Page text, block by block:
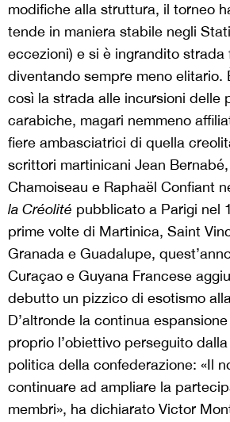
modifiche alla struttura, il torneo
tende in maniera stabile negli
eccezioni) e si è ingrandito strada
diventando sempre meno elitario.
così la strada alle incursioni delle
carabiche, magari nemmeno
fiere ambasciatrici di quella
scrittori martinicani Jean
Chamoiseau e Raphaël Confiant
la Créolité pubblicato a Parigi nel
prime volte di Martinica, Saint
Granada e Guadalupe,
Curaçao e Guyana Francese
debutto un pizzico di esotismo
D’altronde la continua
proprio l’obiettivo perseguito
politica della confederazione: «Il
continuare ad ampliare la
membri», ha dichiarato Victor